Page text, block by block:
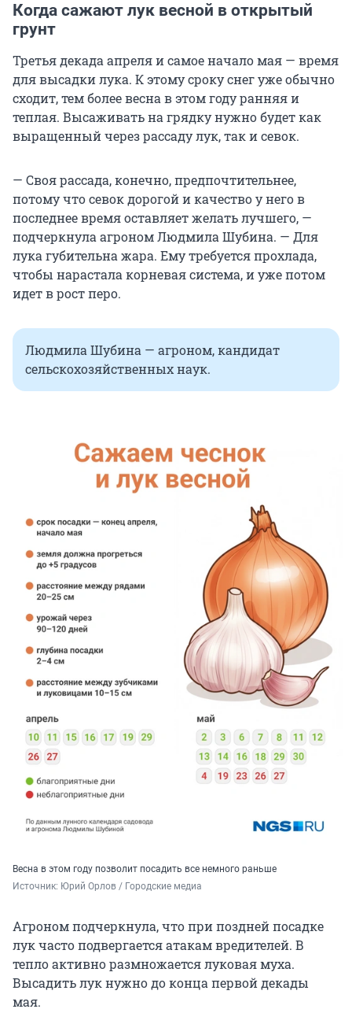
Когда сажают лук весной в открытый
грунт
Третья декада апреля и самое начало мая — время
для высадки лука. К этому сроку снег уже обычно
сходит, тем более весна в этом году ранняя и
теплая. Высаживать на грядку нужно будет как
выращенный через рассаду лук, так и севок.
— Своя рассада, конечно, предпочтительнее,
потому что севок дорогой и качество у него в
последнее время оставляет желать лучшего, —
подчеркнула агроном Людмила Шубина. — Для
лука губительна жара. Ему требуется прохлада,
чтобы нарастала корневая система, и уже потом
идет в рост перо.
Людмила Шубина — агроном, кандидат
сельскохозяйственных наук.
Весна в этом году позволит посадить все немного раньше
Источник: Юрий Орлов / Городские медиа
Агроном подчеркнула, что при поздней посадке
лук часто подвергается атакам вредителей. В
тепло активно размножается луковая муха.
Высадить лук нужно до конца первой декады
мая.